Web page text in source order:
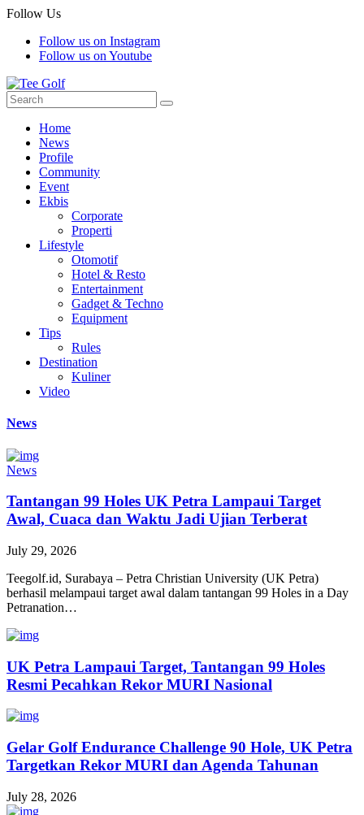
Follow Us
Follow us on Instagram
Follow us on Youtube
Home
News
Profile
Community
Event
Ekbis
Corporate
Properti
Lifestyle
Otomotif
Hotel & Resto
Entertainment
Gadget & Techno
Equipment
Tips
Rules
Destination
Kuliner
Video
News
News
Tantangan 99 Holes UK Petra Lampaui Target
Awal, Cuaca dan Waktu Jadi Ujian Terberat
July 29, 2026
Teegolf.id, Surabaya – Petra Christian University (UK Petra)
berhasil melampaui target awal dalam tantangan 99 Holes in a Day
Petranation…
UK Petra Lampaui Target, Tantangan 99 Holes
Resmi Pecahkan Rekor MURI Nasional
Gelar Golf Endurance Challenge 90 Hole, UK Petra
Targetkan Rekor MURI dan Agenda Tahunan
July 28, 2026